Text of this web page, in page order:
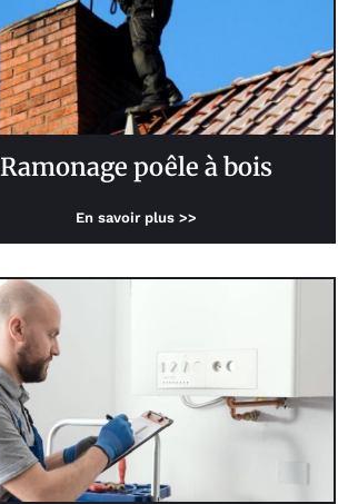
Ramonage poêle à bois
En savoir plus >>